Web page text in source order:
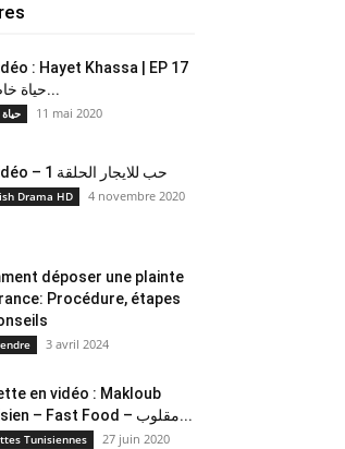
: Hayet Khassa | EP 17
– حياة خاصة...
11 mai 2020
En vidéo – حب للايجار الحلقة 1
Drama HD 4 novembre 2020
déposer une plainte
Procédure, étapes
3 avril 2024
en vidéo : Makloub
Tunisien – Fast Food – مقلوب...
Tunisiennes 27 juin 2020